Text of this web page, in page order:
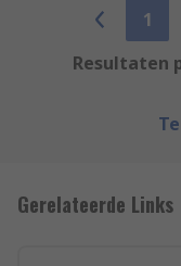
1
Resultaten
Gerelateerde Links